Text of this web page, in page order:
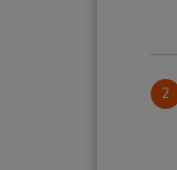
2